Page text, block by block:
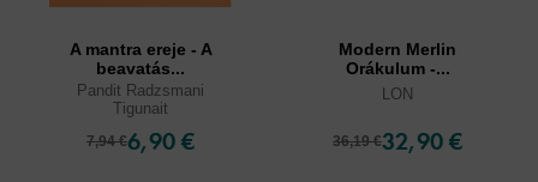
A mantra ereje - A
beavatás...
Pandit Radzsmani
Tigunait
7,94 €6,90 €
Modern Merlin
Orákulum -...
LON
36,19 €32,90 €